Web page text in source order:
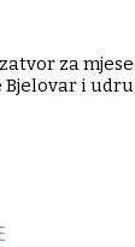
za
Bjelovar i